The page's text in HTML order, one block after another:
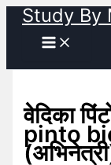
Skip
content
Study By
वेदिका
pinto